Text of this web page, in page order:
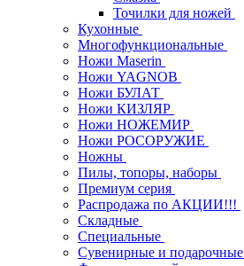
Точилки для ножей
Кухонные
Многофункциональные
Ножи Maserin
Ножи YAGNOB
Ножи БУЛАТ
Ножи КИЗЛЯР
Ножи НОЖЕМИР
Ножи РОСОРУЖИЕ
Ножны
Пилы, топоры, наборы
Премиум серия
Распродажа по АКЦИИ!!!
Складные
Специальные
Сувенирные и подарочные